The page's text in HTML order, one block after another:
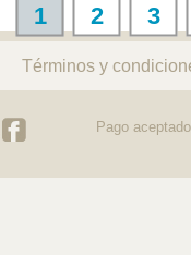
1 2 3
Términos y
Pago